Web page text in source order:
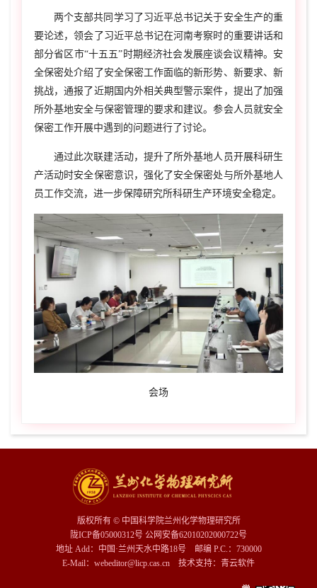
两个支部共同学习了习近平总书记关于安全生产的重
要论述，领会了习近平总书记在河南考察时的重要讲话和
部分省区市“十五五”时期经济社会发展座谈会议精神。安
全保密处介绍了安全保密工作面临的新形势、新要求、新
挑战，通报了近期国内外相关典型警示案件，提出了加强
所外基地安全与保密管理的要求和建议。参会人员就安全
保密工作开展中遇到的问题进行了讨论。
通过此次联建活动，提升了所外基地人员开展科研生
产活动时安全保密意识，强化了安全保密处与所外基地人
员工作交流，进一步保障研究所科研生产环境安全稳定。
会场
版权所有 © 中国科学院兰州化学物理研究所
陇ICP备05000312号 公网安备62010202000722号
地址 Add：中国·兰州天水中路18号 邮编 P.C.：730000
E-Mail：webeditor@licp.cas.cn 技术支持： 青云软件